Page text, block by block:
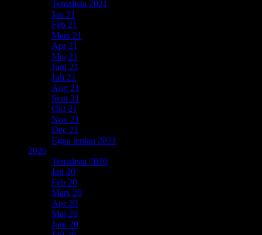
Temalista 2021
Jan 21
Feb 21
Mars 21
Apr 21
Maj 21
Juni 21
Juli 21
Aug 21
Sept 21
Okt 21
Nov 21
Dec 21
Egna teman 2021
2020
Temalista 2020
Jan 20
Feb 20
Mars 20
Apr 20
Maj 20
Juni 20